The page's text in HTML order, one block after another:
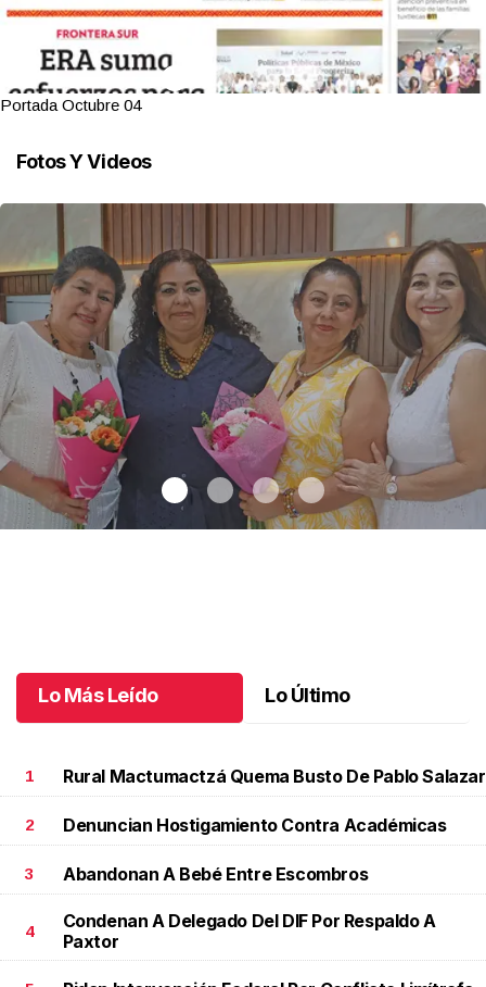
Portada Octubre 04
Fotos Y Videos
Lo Más Leído Lo Último
1 Rural Mactumactzá Quema Busto De Pablo Salazar
2 Denuncian Hostigamiento Contra Académicas
3 Abandonan A Bebé Entre Escombros
4
Condenan A Delegado Del DIF Por Respaldo A
Paxtor